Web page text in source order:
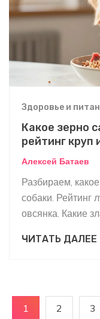
Здоровье и
Какое зерно
рейтинг круп
Алексей Батаев
Разбираем,
собаки. Рейтинг
овсянка. Какие
ЧИТАТЬ ДАЛЕЕ
1 2 3